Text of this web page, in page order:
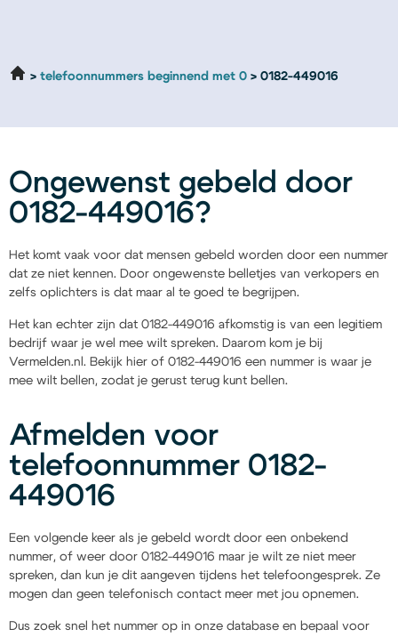
telefoonnummers beginnend met 0 0182-449016
Ongewenst gebeld door
0182-449016?
Het komt vaak voor dat mensen gebeld worden door een nummer
dat ze niet kennen. Door ongewenste belletjes van verkopers en
zelfs oplichters is dat maar al te goed te begrijpen.
Het kan echter zijn dat 0182-449016 afkomstig is van een legitiem
bedrijf waar je wel mee wilt spreken. Daarom kom je bij
Vermelden.nl. Bekijk hier of 0182-449016 een nummer is waar je
mee wilt bellen, zodat je gerust terug kunt bellen.
Afmelden voor
telefoonnummer 0182-
449016
Een volgende keer als je gebeld wordt door een onbekend
nummer, of weer door 0182-449016 maar je wilt ze niet meer
spreken, dan kun je dit aangeven tijdens het telefoongesprek. Ze
mogen dan geen telefonisch contact meer met jou opnemen.
Dus zoek snel het nummer op in onze database en bepaal voor